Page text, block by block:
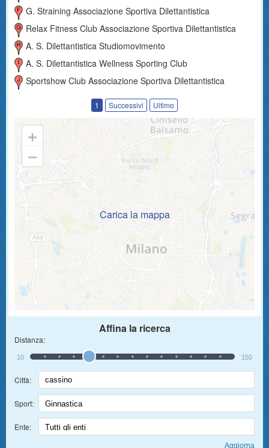
G. Straining Associazione Sportiva Dilettantistica
Relax Fitness Club Associazione Sportiva Dilettantistica
A. S. Dilettantistica Studiomovimento
A. S. Dilettantistica Wellness Sporting Club
Sportshow Club Associazione Sportiva Dilettantistica
1 Successivi Ultimo
Carica la mappa
Affina la ricerca
Distanza:
10 150
Città:
Sport:
Ente: